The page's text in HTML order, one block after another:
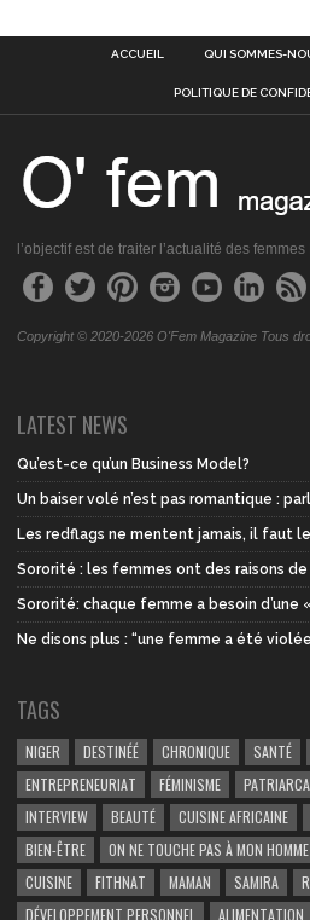
ACCUEIL QUI SOMMES-
POLITIQUE DE
l’objectif est de traiter l’actualité des
Copyright © 2020-2026 O'Fem Magazine Tous
LATEST NEWS
Qu’est-ce qu’un Business Model?
Un baiser volé n’est pas romantique :
Les redflags ne mentent jamais, il faut
Sororité : les femmes ont des raisons
Sororité: chaque femme a besoin d’une
Ne disons plus : “une femme a été
TAGS
NIGER DESTINÉÉ CHRONIQUE SANTÉ
ENTREPRENEURIAT
FÉMINISME
INTERVIEW
BEAUTÉ CUISINE AFRICAINE
BIEN-ÊTRE
ON NE TOUCHE PAS À MON HOMME
CUISINE
FITHNAT MAMAN SAMIRA
DÉVELOPPEMENT PERSONNEL
ALIMENTATION